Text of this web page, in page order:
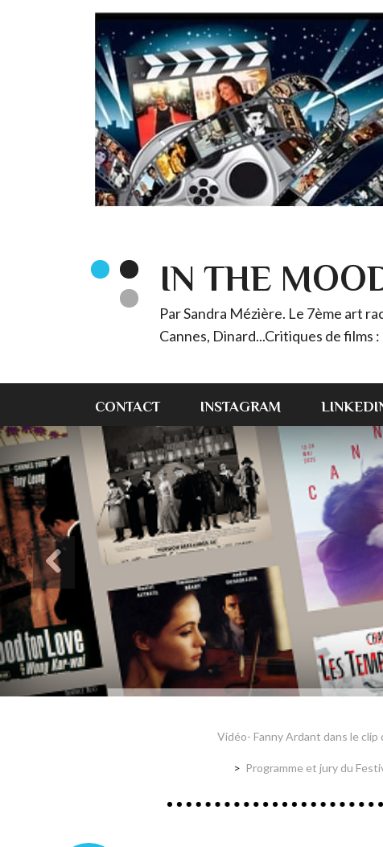
IN THE
Par Sandra Mézière. Le 7ème art
Cannes, Dinard...Critiques de films
CONTACT INSTAGRAM
Vidéo- Fanny Ardant dans le clip
Programme et jury du